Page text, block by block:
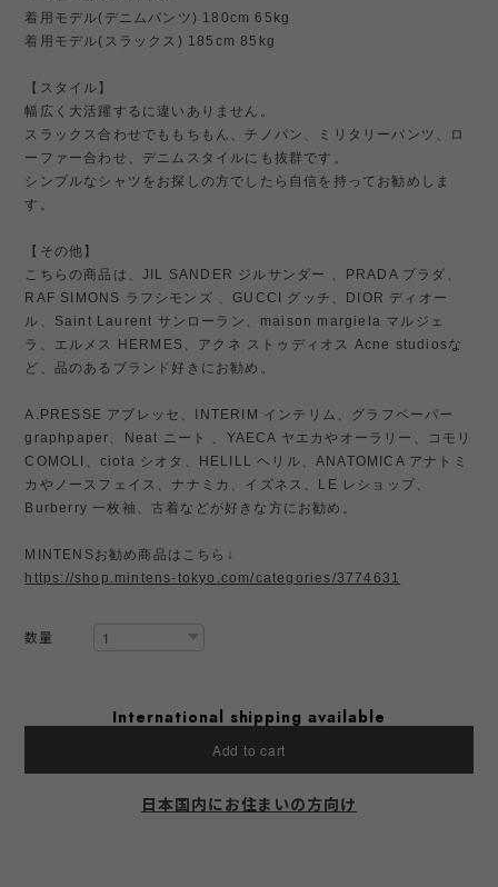
着用モデル(デニムパンツ) 180cm 65kg
着用モデル(スラックス) 185cm 85kg
【スタイル】
幅広く大活躍するに違いありません。
スラックス合わせでももちもん、チノパン、ミリタリーパンツ、ロ
ーファー合わせ、デニムスタイルにも抜群です。
シンプルなシャツをお探しの方でしたら自信を持ってお勧めしま
す。
【その他】
こちらの商品は、JIL SANDER ジルサンダー 、PRADA プラダ、
RAF SIMONS ラフシモンズ 、GUCCI グッチ、DIOR ディオー
ル、Saint Laurent サンローラン、maison margiela マルジェ
ラ、エルメス HERMES、アクネ ストゥディオス Acne studiosな
ど、品のあるブランド好きにお勧め。
A.PRESSE アプレッセ、INTERIM インテリム、グラフペーパー
graphpaper、Neat ニート 、YAECA ヤエカやオーラリー、コモリ
COMOLI、ciota シオタ、HELILL ヘリル、ANATOMICA アナトミ
カやノースフェイス、ナナミカ、イズネス、LE レショップ、
Burberry 一枚袖、古着などが好きな方にお勧め。
MINTENSお勧め商品はこちら↓
https://shop.mintens-tokyo.com/categories/3774631
数量
International shipping available
Add to cart
日本国内にお住まいの方向け